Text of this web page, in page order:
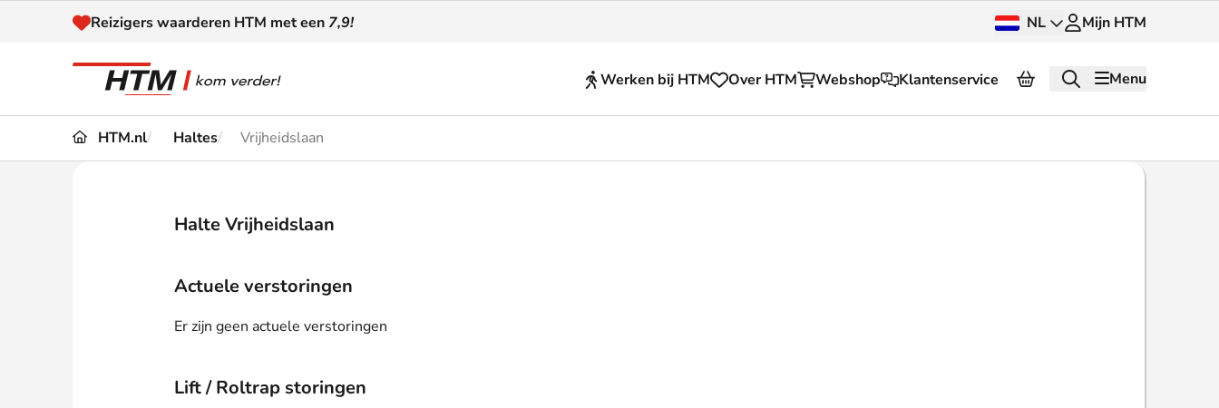
Naar inhoud
Reizigers waarderen HTM met een 7,9! NL Mijn HTM
Werken bij HTM Over HTM Webshop Klantenservice Menu
Omleidingen en
Klantenservice
HTM.nl Haltes Vrijheidslaan
Halte Vrijheidslaan
Actuele verstoringen
Er zijn geen actuele verstoringen
Lift / Roltrap storingen